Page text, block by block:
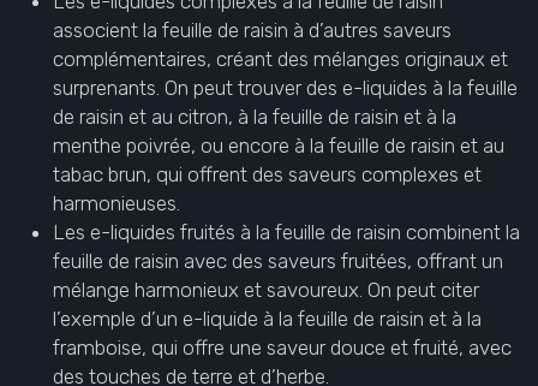
associent la feuille de raisin à d’autres saveurs
complémentaires, créant des mélanges originaux et
surprenants. On peut trouver des e-liquides à la feuille
de raisin et au citron, à la feuille de raisin et à la
menthe poivrée, ou encore à la feuille de raisin et au
tabac brun, qui offrent des saveurs complexes et
harmonieuses.
Les e-liquides fruités à la feuille de raisin combinent la
feuille de raisin avec des saveurs fruitées, offrant un
mélange harmonieux et savoureux. On peut citer
l’exemple d’un e-liquide à la feuille de raisin et à la
framboise, qui offre une saveur douce et fruité, avec
des touches de terre et d’herbe.